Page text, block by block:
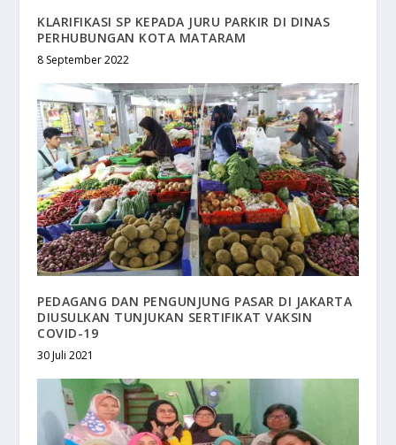
KLARIFIKASI SP KEPADA JURU PARKIR DI DINAS
PERHUBUNGAN KOTA MATARAM
8 September 2022
PEDAGANG DAN PENGUNJUNG PASAR DI JAKARTA
DIUSULKAN TUNJUKAN SERTIFIKAT VAKSIN
COVID-19
30 Juli 2021